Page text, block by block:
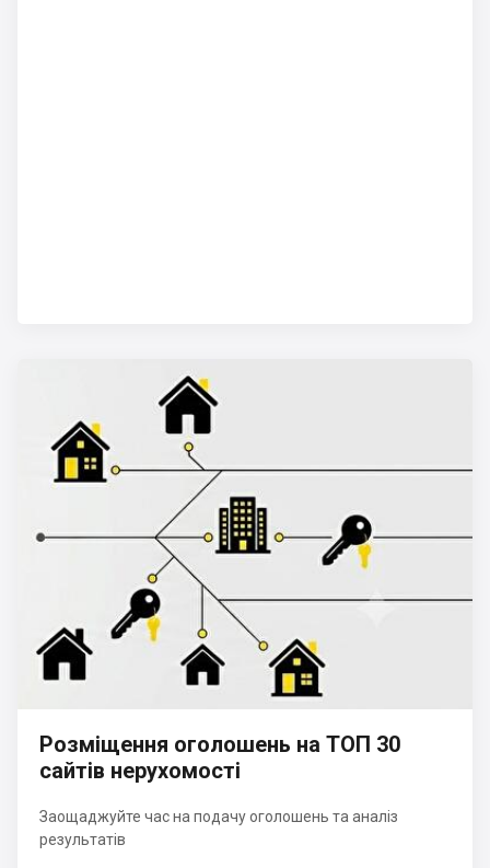
Розміщення оголошень на ТОП 30
сайтів нерухомості
Заощаджуйте час на подачу оголошень та аналіз
результатів